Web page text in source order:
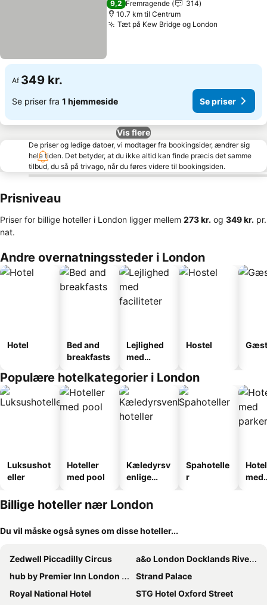
9,2 Fremragende
314
10.7 km til Centrum
Tæt på Kew Bridge og London
Af 349 kr.
Se priser fra 1 hjemmeside Se priser
Vis flere
De priser og ledige datoer, vi modtager fra bookingsider, ændrer sig
hele tiden. Det betyder, at du ikke altid kan finde præcis det samme
tilbud, du så på trivago, når du føres videre til bookingsiden.
Prisniveau
Priser for billige hoteller i London ligger mellem ‎273 kr. og ‎349 kr. pr.
nat.
Andre overnatningssteder i London
Hotel
Bed and
breakfasts
Lejlighed
med
Hostel
Populære hotelkategorier i London
Luksushot
eller
Hoteller
med pool
Kæledyrsv
enlige
Spahotelle
r
med
Billige hoteller nær London
Du vil måske også synes om disse hoteller...
Zedwell Piccadilly Circus
a&o London Docklands Riverside
hub by Premier Inn London Shoreditch
Strand Palace
Royal National Hotel
STG Hotel Oxford Street